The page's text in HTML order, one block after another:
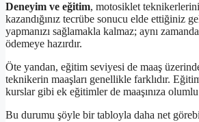
Deneyim ve eğitim, motosiklet
kazandığınız tecrübe sonucu elde ettiğiniz
yapmanızı sağlamakla kalmaz; aynı
ödemeye hazırdır.
Öte yandan, eğitim seviyesi de maaş
teknikerin maaşları genellikle farklıdır.
kurslar gibi ek eğitimler de maaşınıza olumlu
Bu durumu şöyle bir tabloyla daha net